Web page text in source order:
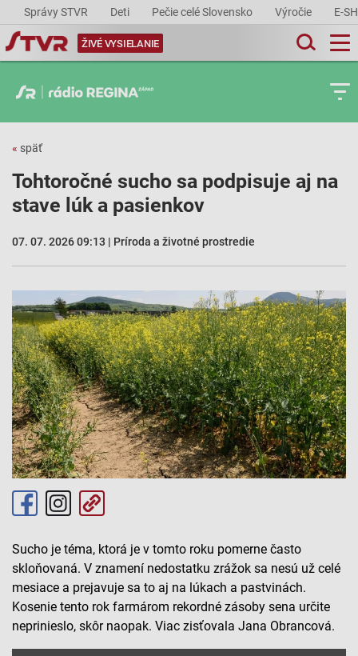
Správy STVR Deti Pečie celé Slovensko Výročie E-
ŽIVÉ VYSIELANIE
« späť
Tohtoročné sucho sa podpisuje aj na
stave lúk a pasienkov
07. 07. 2026 09:13 | Príroda a životné prostredie
Sucho je téma, ktorá je v tomto roku pomerne často
skloňovaná. V znamení nedostatku zrážok sa nesú už celé
mesiace a prejavuje sa to aj na lúkach a pastvinách.
Kosenie tento rok farmárom rekordné zásoby sena určite
neprinieslo, skôr naopak. Viac zisťovala Jana Obrancová.